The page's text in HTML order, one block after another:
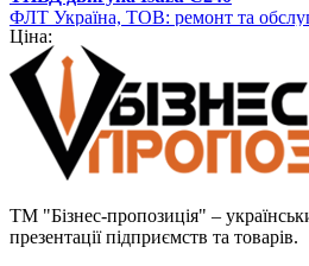
ФЛТ Україна, ТОВ: ремонт та
навантажувально-розвантажувальної
Ціна:
ТМ "Бізнес-пропозиція" –
презентації підприємств та товарів.